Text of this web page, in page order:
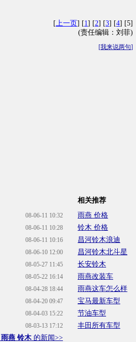
[上一页] [1] [2] [3] [4] [5]
(责任编辑：刘菲)
[我来说两句]
08-06-11 10:32
08-06-11 10:28
08-06-11 10:16
08-06-10 12:00
08-05-27 11:45
08-05-22 16:14
08-04-28 18:44
08-04-20 09:47
08-04-03 15:22
08-03-13 17:12
雨燕 铃木 的新闻>>
相关推荐
雨燕 价格
铃木 价格
昌河铃木浪迪
昌河铃木北斗星
长安铃木
雨燕改装车
雨燕这车怎么样
宝马最新车型
节油车型
丰田所有车型